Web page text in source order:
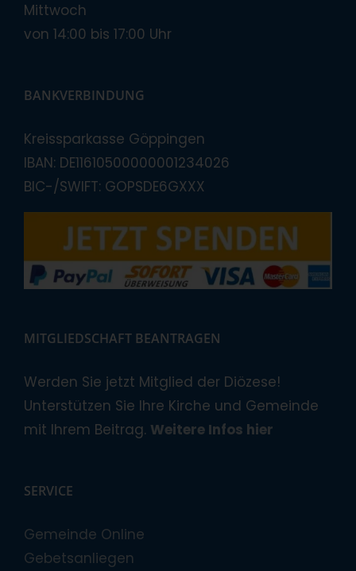
Mittwoch
von 14:00 bis 17:00 Uhr
BANKVERBINDUNG
Kreissparkasse Göppingen
IBAN: DE11610500000001234026
BIC-/SWIFT: GOPSDE6GXXX
MITGLIEDSCHAFT BEANTRAGEN
Werden Sie jetzt Mitglied der Diözese!
Unterstützen Sie Ihre Kirche und Gemeinde
mit Ihrem Beitrag. Weitere Infos hier
SERVICE
Gemeinde Online
Gebetsanliegen